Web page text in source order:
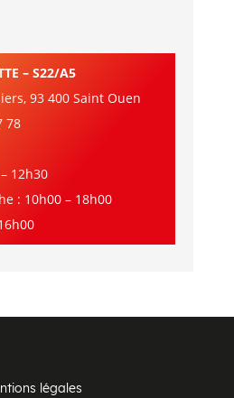
– S22/A5
93 400 Saint Ouen
78
12h30
: 10h00 – 18h00
légales